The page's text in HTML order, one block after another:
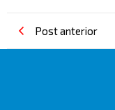
Post anterior